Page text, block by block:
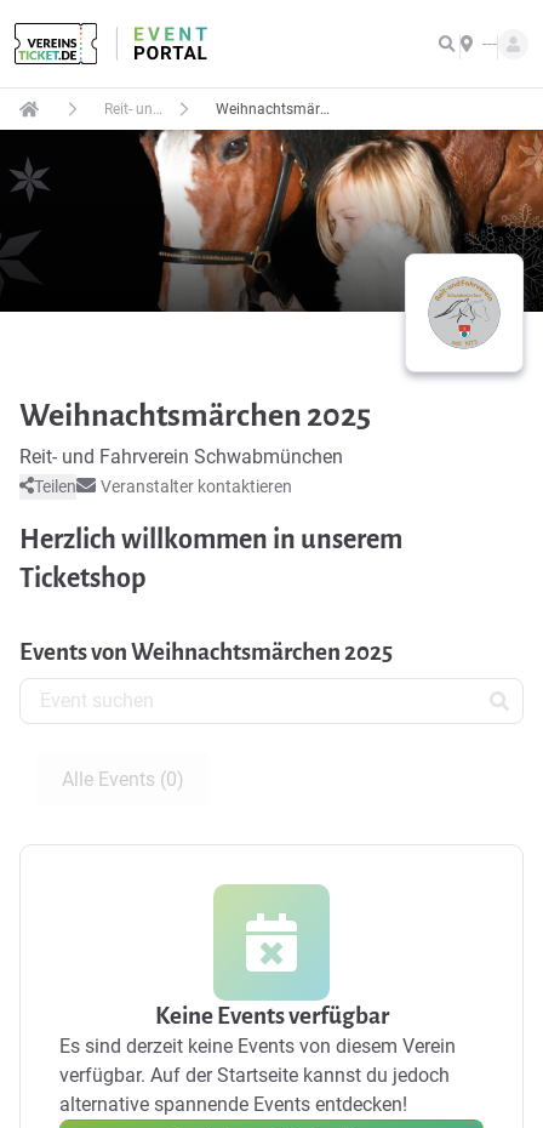
---
Reit- und Fahrverein Schwabmünchen Weihnachtsmärchen 2025
Weihnachtsmärchen 2025
Reit- und Fahrverein Schwabmünchen
Teilen Veranstalter kontaktieren
Herzlich willkommen in unserem
Ticketshop
Events von Weihnachtsmärchen 2025
Alle Events (0)
Keine Events verfügbar
Es sind derzeit keine Events von diesem Verein
verfügbar. Auf der Startseite kannst du jedoch
alternative spannende Events entdecken!